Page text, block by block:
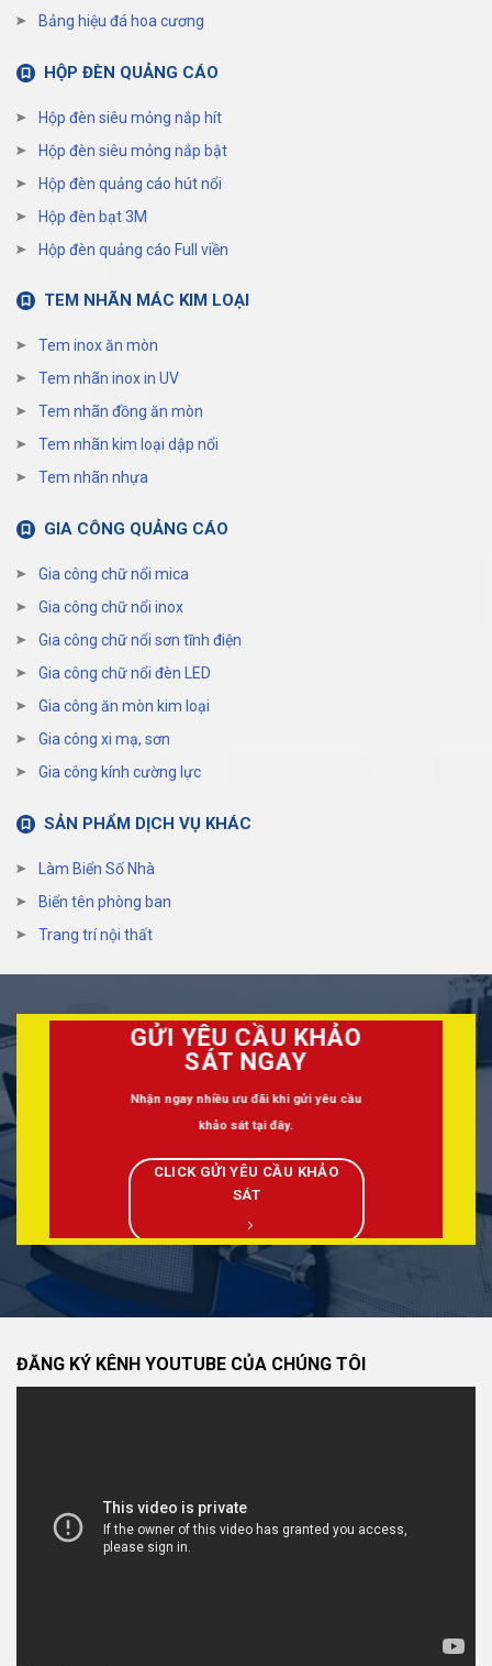
Bảng hiệu đá hoa cương
HỘP ĐÈN QUẢNG CÁO
Hộp đèn siêu mỏng nắp hít
Hộp đèn siêu mỏng nắp bật
Hộp đèn quảng cáo hút nổi
Hộp đèn bạt 3M
Hộp đèn quảng cáo Full viền
TEM NHÃN MÁC KIM LOẠI
Tem inox ăn mòn
Tem nhãn inox in UV
Tem nhãn đồng ăn mòn
Tem nhãn kim loại dập nổi
Tem nhãn nhựa
GIA CÔNG QUẢNG CÁO
Gia công chữ nổi mica
Gia công chữ nổi inox
Gia công chữ nổi sơn tĩnh điện
Gia công chữ nổi đèn LED
Gia công ăn mòn kim loại
Gia công xi mạ, sơn
Gia công kính cường lực
SẢN PHẨM DỊCH VỤ KHÁC
Làm Biển Số Nhà
Biển tên phòng ban
Trang trí nội thất
GỬI YÊU CẦU KHẢO
SÁT NGAY
Nhận ngay nhiều ưu đãi khi gửi yêu cầu
khảo sát tại đây.
CLICK GỬI YÊU CẦU KHẢO
SÁT
ĐĂNG KÝ KÊNH YOUTUBE CỦA CHÚNG TÔI